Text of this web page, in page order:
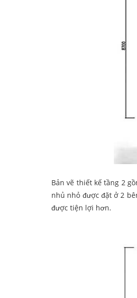
Bản vẽ thiết kế tầng 2
nhủ nhỏ được đặt ở 2
được tiện lợi hơn.